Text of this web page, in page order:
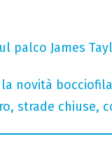
palco James
novità bocciofila
strade chiuse,